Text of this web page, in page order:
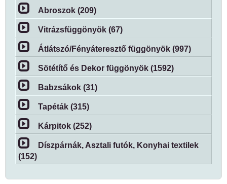
Abroszok (209)
Vitrázsfüggönyök (67)
Átlátszó/Fényáteresztő függönyök (997)
Sötétítő és Dekor függönyök (1592)
Babzsákok (31)
Tapéták (315)
Kárpitok (252)
Díszpárnák, Asztali futók, Konyhai textilek
(152)